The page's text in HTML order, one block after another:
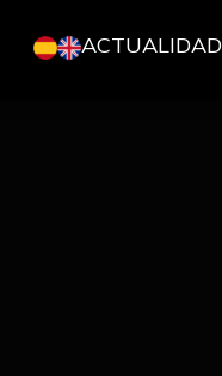
ACTUALIDAD